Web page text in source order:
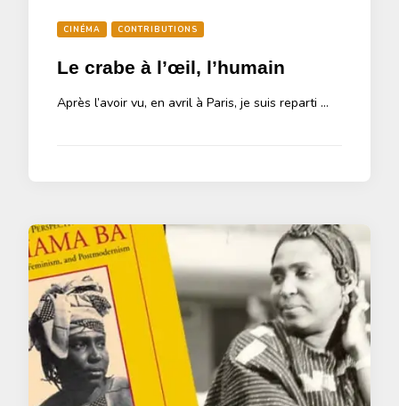
CINÉMA CONTRIBUTIONS
Le crabe à l’œil, l’humain
Après l’avoir vu, en avril à Paris, je suis reparti …